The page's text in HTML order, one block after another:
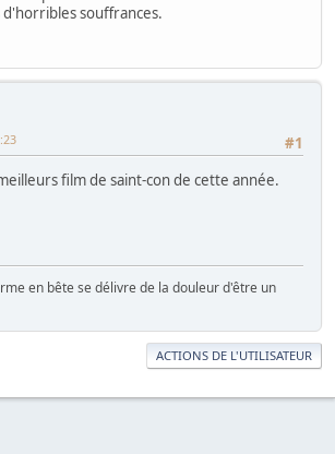
souffrances.
#1
film de saint-con de cette année.
en bête se délivre de la douleur d'être un
ACTIONS DE L'UTILISATEUR